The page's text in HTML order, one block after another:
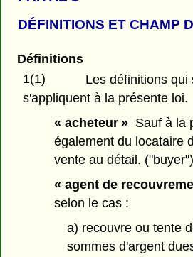
DÉFINITIONS ET CHAMP
Définitions
1(1)
Les définitions qui
s'appliquent à la présente loi.
« acheteur » Sauf à la
également du locataire
vente au détail. ("buyer")
« agent de
selon le cas :
a) recouvre ou tente
sommes d'argent